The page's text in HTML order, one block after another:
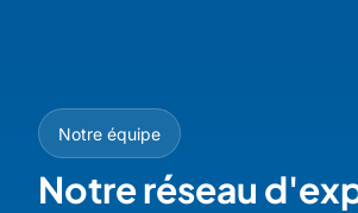
Notre équipe
Notre réseau